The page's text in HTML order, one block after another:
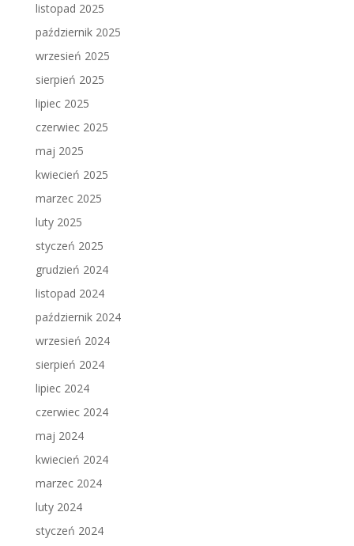
listopad 2025
październik 2025
wrzesień 2025
sierpień 2025
lipiec 2025
czerwiec 2025
maj 2025
kwiecień 2025
marzec 2025
luty 2025
styczeń 2025
grudzień 2024
listopad 2024
październik 2024
wrzesień 2024
sierpień 2024
lipiec 2024
czerwiec 2024
maj 2024
kwiecień 2024
marzec 2024
luty 2024
styczeń 2024